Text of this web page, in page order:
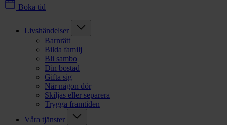
Boka tid
Livshändelser
Barnrätt
Bilda familj
Bli sambo
Din bostad
Gifta sig
När någon dör
Skiljas eller separera
Trygga framtiden
Våra tjänster